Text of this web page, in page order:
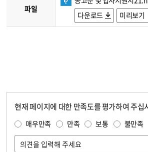
파일
다운로드
미리보기
현재 페이지에 대한 만족도를 평가하여 주십
매우만족 만족 보통 불만족